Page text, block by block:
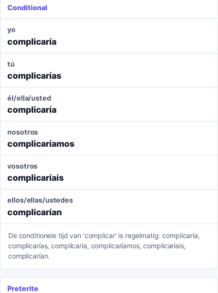
Conditional
yo
complicaría
tú
complicarías
él/ella/usted
complicaría
nosotros
complicaríamos
vosotros
complicaríais
ellos/ellas/ustedes
complicarían
De conditionele tijd van 'complicar' is regelmatig: complicaría,
complicarías, complicaría, complicaríamos, complicaríais,
complicarían.
Preterite